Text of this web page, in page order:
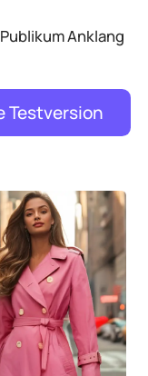
Anklang
Testversion